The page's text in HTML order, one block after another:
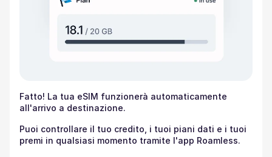
Fatto! La tua eSIM funzionerà automaticamente
all'arrivo a destinazione.
Puoi controllare il tuo credito, i tuoi piani dati e i tuoi
premi in qualsiasi momento tramite l'app Roamless.